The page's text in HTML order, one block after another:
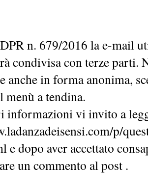
n. 679/2016 la e-mail
condivisa con terze parti.
anche in forma anonima,
menù a tendina.
informazioni vi invito a
p/
e dopo aver accettato
un commento al post .